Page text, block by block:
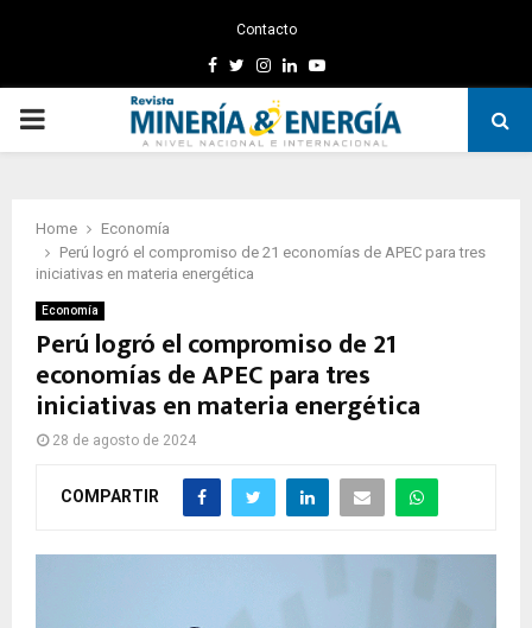
Contacto
Facebook
TwitterInstagram
LinkedinYoutube
PRIMARY
Home
Economía
Perú logró el compromiso de 21 economías de APEC para tres
iniciativas en materia energética
Economía
Perú logró el compromiso de 21
economías de APEC para tres
iniciativas en materia energética
28 de agosto de 2024
COMPARTIR